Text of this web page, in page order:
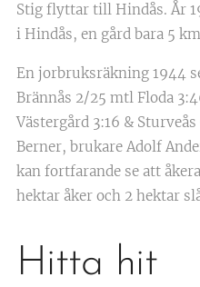
Stig flyttar till Hindås. År
i Hindås, en gård bara 5
En jorbruksräkning 1944
Brännås 2/25 mtl Floda
Västergård 3:16 &
Berner, brukare Adolf
kan fortfarande se att
hektar åker och 2 hektar
Hitta hit